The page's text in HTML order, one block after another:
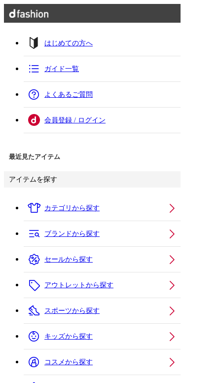
はじめての方へ
ガイド一覧
よくあるご質問
会員登録 / ログイン
最近見たアイテム
アイテムを探す
カテゴリから探す
ブランドから探す
セールから探す
アウトレットから探す
スポーツから探す
キッズから探す
コスメから探す